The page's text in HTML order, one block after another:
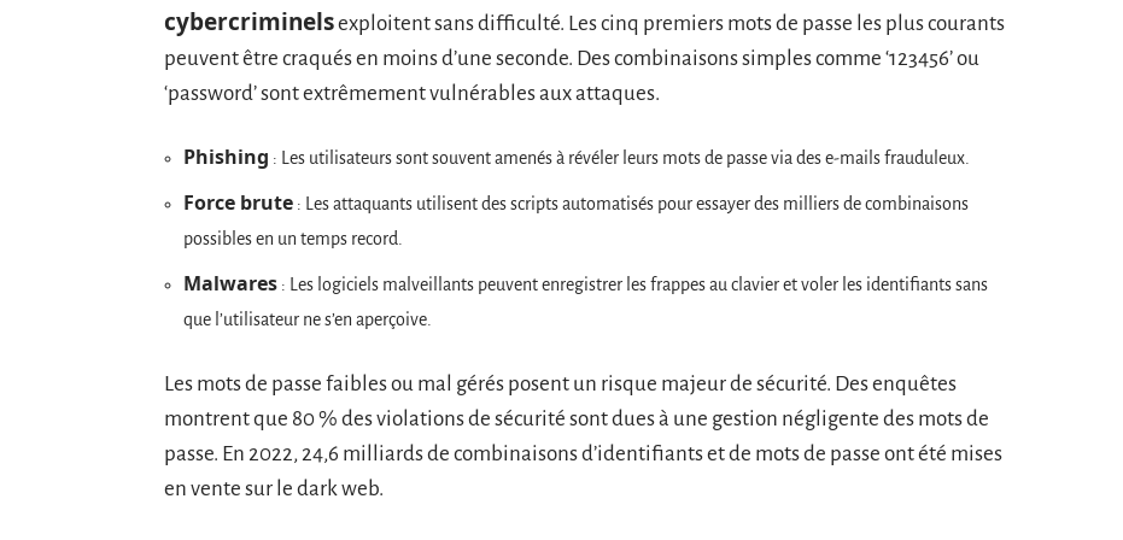
cybercriminelsexploitent sans difficulté. Les cinq premiers mots de passe les plus courants
peuvent être craqués en moins d’une seconde. Des combinaisons simples comme ‘123456’ ou
‘password’ sont extrêmement vulnérables aux attaques.
Phishing : Les utilisateurs sont souvent amenés à révéler leurs mots de passe via des e-mails frauduleux.
Force brute : Les attaquants utilisent des scripts automatisés pour essayer des milliers de combinaisons
possibles en un temps record.
Malwares : Les logiciels malveillants peuvent enregistrer les frappes au clavier et voler les identifiants sans
que l’utilisateur ne s’en aperçoive.
Les mots de passe faibles ou mal gérés posent un risque majeur de sécurité. Des enquêtes
montrent que 80 % des violations de sécurité sont dues à une gestion négligente des mots de
passe. En 2022, 24,6 milliards de combinaisons d’identifiants et de mots de passe ont été mises
en vente sur le dark web.